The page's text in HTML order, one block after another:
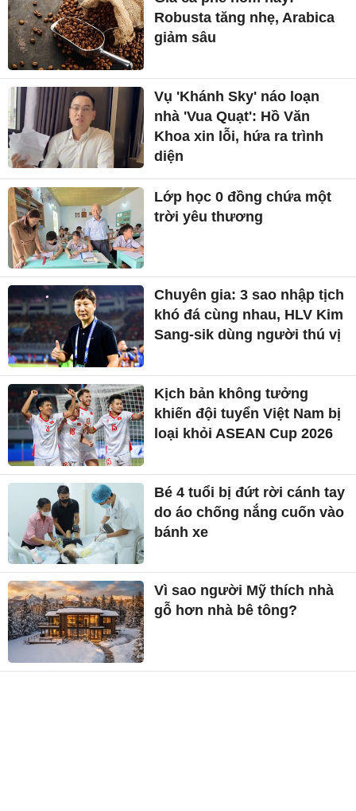
Robusta tăng nhẹ, Arabica
giảm sâu
Vụ 'Khánh Sky' náo loạn
nhà 'Vua Quạt': Hồ Văn
Khoa xin lỗi, hứa ra trình
diện
Lớp học 0 đồng chứa một
trời yêu thương
Chuyên gia: 3 sao nhập tịch
khó đá cùng nhau, HLV Kim
Sang-sik dùng người thú vị
Kịch bản không tưởng
khiến đội tuyển Việt Nam bị
loại khỏi ASEAN Cup 2026
Bé 4 tuổi bị đứt rời cánh tay
do áo chống nắng cuốn vào
bánh xe
Vì sao người Mỹ thích nhà
gỗ hơn nhà bê tông?